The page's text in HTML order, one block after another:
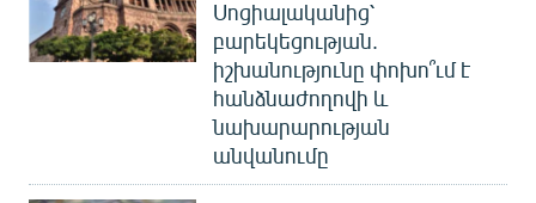
Սոցիալականից՝
բարեկեցության.
իշխանությունը փոխո՞ւմ է
հանձնաժողովի և
նախարարության
անվանումը